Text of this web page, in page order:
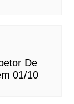
De
01/10